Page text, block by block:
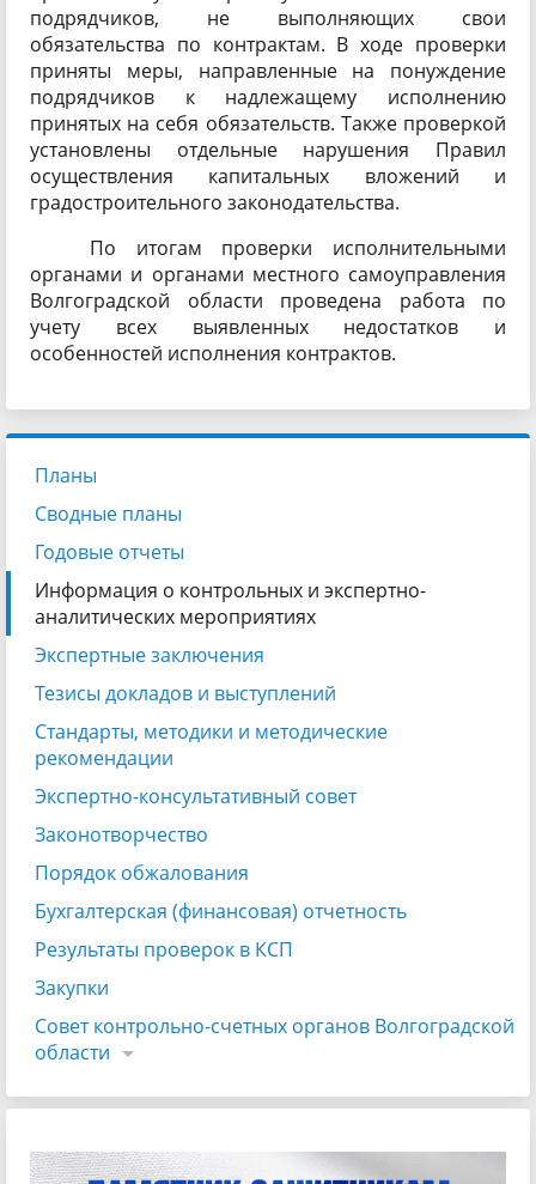
подрядчиков, не выполняющих свои
обязательства по контрактам. В ходе проверки
приняты меры, направленные на понуждение
подрядчиков к надлежащему исполнению
принятых на себя обязательств. Также проверкой
установлены отдельные нарушения Правил
осуществления капитальных вложений и
градостроительного законодательства.
По итогам проверки исполнительными
органами и органами местного самоуправления
Волгоградской области проведена работа по
учету всех выявленных недостатков и
особенностей исполнения контрактов.
Планы
Сводные планы
Годовые отчеты
Информация о контрольных и экспертно-
аналитических мероприятиях
Экспертные заключения
Тезисы докладов и выступлений
Стандарты, методики и методические
рекомендации
Экспертно-консультативный совет
Законотворчество
Порядок обжалования
Бухгалтерская (финансовая) отчетность
Результаты проверок в КСП
Закупки
Совет контрольно-счетных органов Волгоградской
области